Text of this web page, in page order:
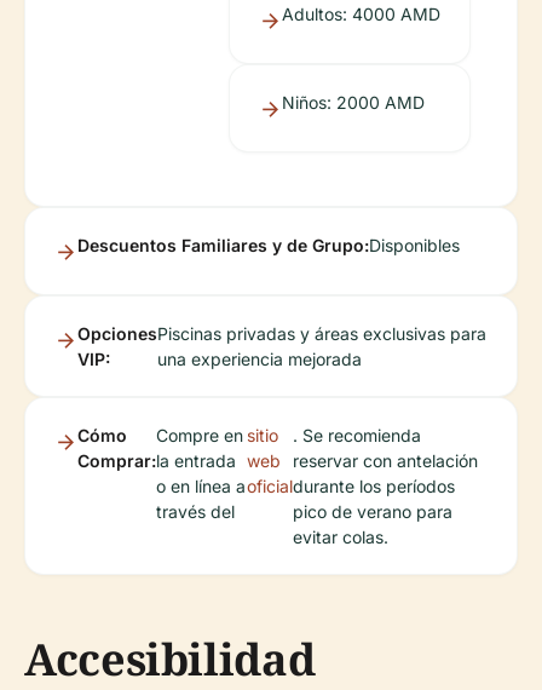
Adultos: 4000 AMD
Niños: 2000 AMD
Descuentos Familiares y de Grupo:Disponibles
Opciones
VIP:
Piscinas privadas y áreas exclusivas para
una experiencia mejorada
Cómo
Comprar:
Compre en
la entrada
o en línea a
través del
sitio
web
oficial
. Se recomienda
reservar con antelación
durante los períodos
pico de verano para
evitar colas.
Accesibilidad